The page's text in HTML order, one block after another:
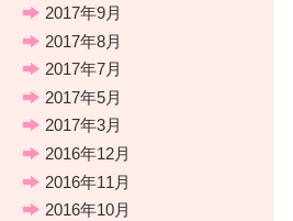
2017年9月
2017年8月
2017年7月
2017年5月
2017年3月
2016年12月
2016年11月
2016年10月